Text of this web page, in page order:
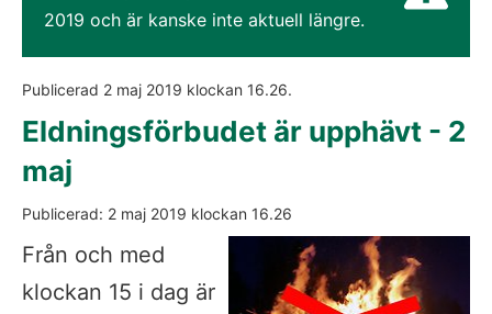
2019 och är kanske inte aktuell längre.
Publicerad 2 maj 2019 klockan 16.26.
Eldningsförbudet är upphävt - 2
maj
Publicerad: 2 maj 2019 klockan 16.26
Från och med
klockan 15 i dag är